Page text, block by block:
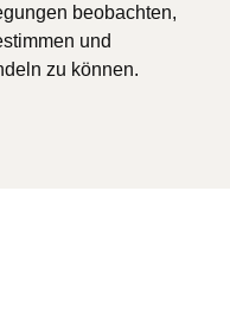
beobachten,
und
zu können.